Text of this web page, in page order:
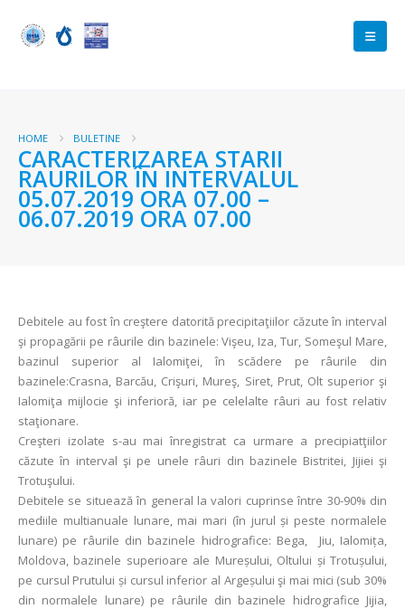
HOME BULETINE
CARACTERIZAREA STARII
RAURILOR ÎN INTERVALUL
05.07.2019 ORA 07.00 –
06.07.2019 ORA 07.00
Debitele au fost în creştere datorită precipitaţiilor căzute în interval
şi propagării pe râurile din bazinele: Vişeu, Iza, Tur, Someşul Mare,
bazinul superior al Ialomiţei, în scădere pe râurile din
bazinele:Crasna, Barcău, Crişuri, Mureş, Siret, Prut, Olt superior şi
Ialomiţa mijlocie şi inferioră, iar pe celelalte râuri au fost relativ
staţionare.
Creşteri izolate s-au mai înregistrat ca urmare a precipiatţiilor
căzute în interval şi pe unele râuri din bazinele Bistritei, Jijiei şi
Trotuşului.
Debitele se situează în general la valori cuprinse între 30-90% din
mediile multianuale lunare, mai mari (în jurul și peste normalele
lunare) pe râurile din bazinele hidrografice: Bega, Jiu, Ialomița,
Moldova, bazinele superioare ale Mureșului, Oltului și Trotușului,
pe cursul Prutului și cursul inferior al Argeșului şi mai mici (sub 30%
din normalele lunare) pe râurile din bazinele hidrografice Jijia,